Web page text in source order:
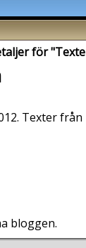
för
Texter
bloggen.